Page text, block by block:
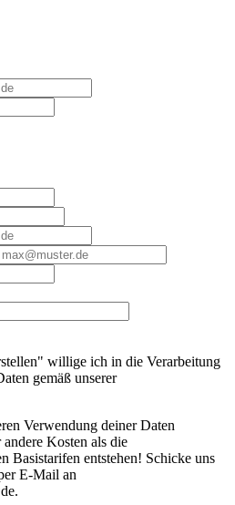
willige ich in die Verarbeitung
gemäß unserer
Verwendung deiner Daten
Kosten als die
Basistarifen entstehen! Schicke uns
E-Mail an
.